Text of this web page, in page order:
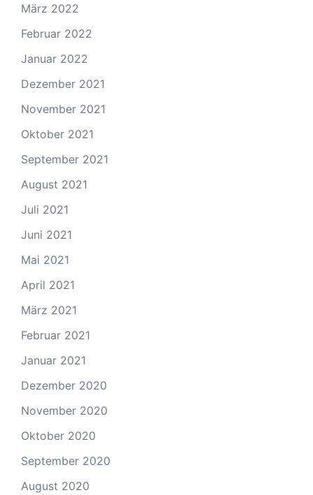
März 2022
Februar 2022
Januar 2022
Dezember 2021
November 2021
Oktober 2021
September 2021
August 2021
Juli 2021
Juni 2021
Mai 2021
April 2021
März 2021
Februar 2021
Januar 2021
Dezember 2020
November 2020
Oktober 2020
September 2020
August 2020